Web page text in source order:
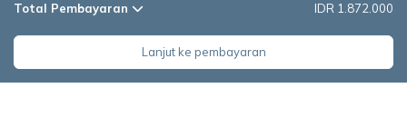
Total Pembayaran IDR 1.872.000
Lanjut ke pembayaran